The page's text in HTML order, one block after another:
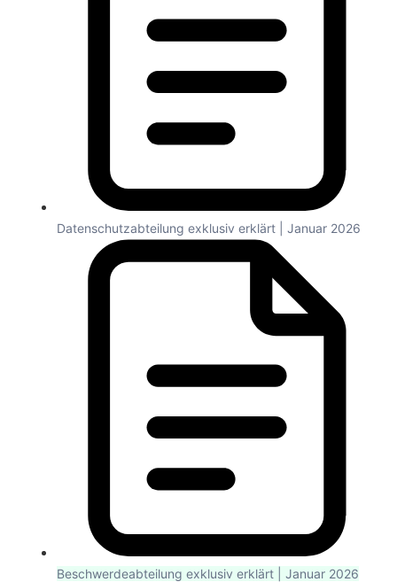
Datenschutzabteilung exklusiv erklärt | Januar 2026
Beschwerdeabteilung exklusiv erklärt | Januar 2026